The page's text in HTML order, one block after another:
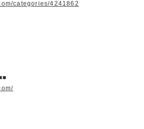
categories/4241862